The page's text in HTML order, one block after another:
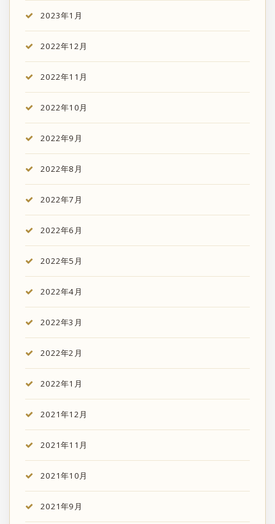
2023年1月
2022年12月
2022年11月
2022年10月
2022年9月
2022年8月
2022年7月
2022年6月
2022年5月
2022年4月
2022年3月
2022年2月
2022年1月
2021年12月
2021年11月
2021年10月
2021年9月